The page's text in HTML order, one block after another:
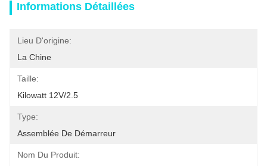
Informations Détaillées
Lieu D'origine:
La Chine
Taille:
Kilowatt 12V/2.5
Type:
Assemblée De Démarreur
Nom Du Produit: